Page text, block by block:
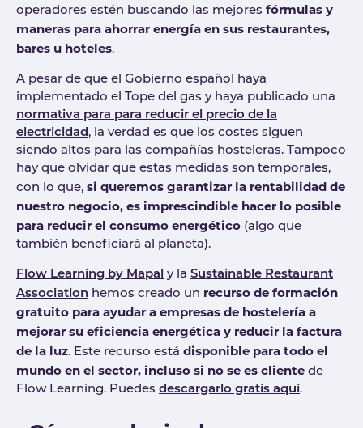
operadores estén buscando las mejores fórmulas y
maneras para ahorrar energía en sus restaurantes,
bares u hoteles.
A pesar de que el Gobierno español haya
implementado el Tope del gas y haya publicado una
normativa para para reducir el precio de la
electricidad, la verdad es que los costes siguen
siendo altos para las compañías hosteleras. Tampoco
hay que olvidar que estas medidas son temporales,
con lo que, si queremos garantizar la rentabilidad de
nuestro negocio, es imprescindible hacer lo posible
para reducir el consumo energético (algo que
también beneficiará al planeta).
Flow Learning by Mapal y la Sustainable Restaurant
Association hemos creado un recurso de formación
gratuito para ayudar a empresas de hostelería a
mejorar su eficiencia energética y reducir la factura
de la luz. Este recurso está disponible para todo el
mundo en el sector, incluso si no se es cliente de
Flow Learning. Puedes descargarlo gratis aquí.